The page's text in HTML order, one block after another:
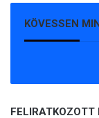
KÖVESSEN